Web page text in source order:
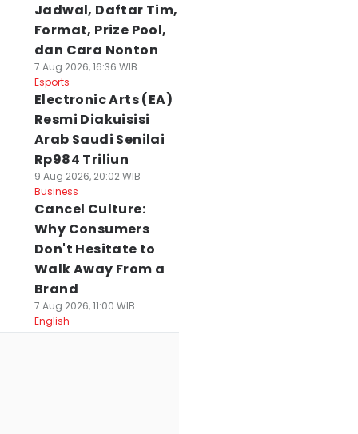
Jadwal, Daftar Tim,
Format, Prize Pool,
dan Cara Nonton
7 Aug 2026, 16:36 WIB
Esports
Electronic Arts (EA)
Resmi Diakuisisi
Arab Saudi Senilai
Rp984 Triliun
9 Aug 2026, 20:02 WIB
Business
Cancel Culture:
Why Consumers
Don't Hesitate to
Walk Away From a
Brand
7 Aug 2026, 11:00 WIB
English